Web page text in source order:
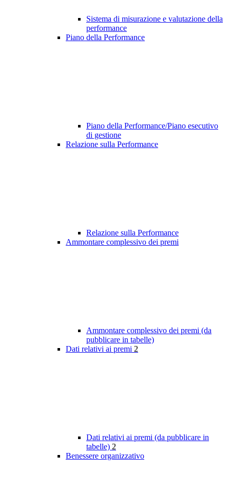
Sistema di misurazione e valutazione della
performance
Piano della Performance
Piano della Performance/Piano esecutivo
di gestione
Relazione sulla Performance
Relazione sulla Performance
Ammontare complessivo dei premi
Ammontare complessivo dei premi (da
pubblicare in tabelle)
Dati relativi ai premi 2
Dati relativi ai premi (da pubblicare in
tabelle) 2
Benessere organizzativo